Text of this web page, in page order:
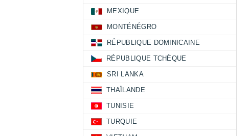
MEXIQUE
MONTÉNÉGRO
RÉPUBLIQUE DOMINICAINE
RÉPUBLIQUE TCHÈQUE
SRI LANKA
THAÏLANDE
TUNISIE
TURQUIE